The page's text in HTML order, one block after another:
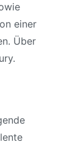
einer
Über